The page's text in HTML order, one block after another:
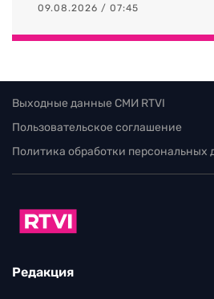
09.08.2026 / 07:45
Выходные данные СМИ RTVI
Пользовательское соглашение
Политика обработки персональных
Редакция